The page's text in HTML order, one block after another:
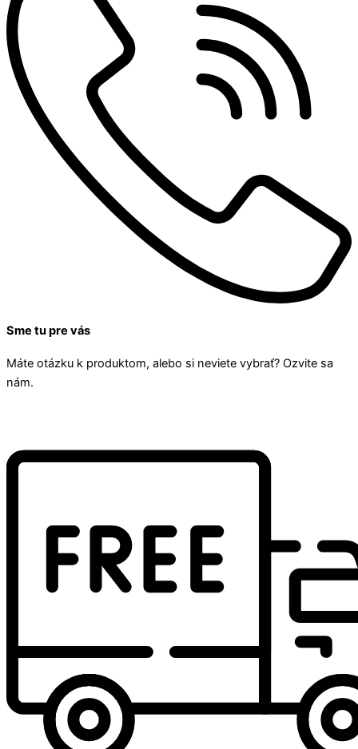
Sme tu pre vás
Máte otázku k produktom, alebo si neviete vybrať? Ozvite sa
nám.